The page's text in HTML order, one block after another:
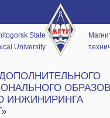
State
University
ИНЖИНИРИНГА